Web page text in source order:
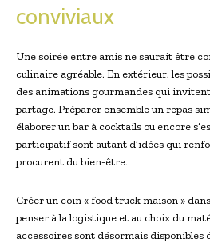
conviviaux
Une soirée entre amis ne saurait être
culinaire agréable. En extérieur, les
des animations gourmandes qui
partage. Préparer ensemble un repas
élaborer un bar à cocktails ou encore
participatif sont autant d’idées qui
procurent du bien-être.
Créer un coin « food truck maison »
penser à la logistique et au choix du
accessoires sont désormais disponibles